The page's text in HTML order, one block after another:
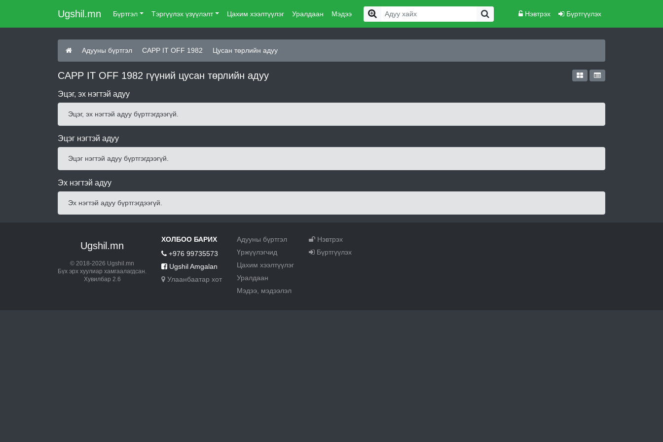
Ugshil.mn Бүртгэл Тэргүүлэх үзүүлэлт Цахим хээлтүүлэг Уралдаан Мэдээ Нэвтрэх Бүртгүүлэх
Адууны бүртгэл CAPP IT OFF 1982 Цусан төрлийн адуу
CAPP IT OFF 1982 гүүний цусан төрлийн адуу
Эцэг, эх нэгтэй адуу
Эцэг, эх нэгтэй адуу бүртгэгдээгүй.
Эцэг нэгтэй адуу
Эцэг нэгтэй адуу бүртгэгдээгүй.
Эх нэгтэй адуу
Эх нэгтэй адуу бүртгэгдээгүй.
Ugshil.mn
© 2018-2026 Ugshil.mn
Бүх эрх хуулиар хамгаалагдсан.
Хувилбар 2.6
ХОЛБОО БАРИХ
+976 99735573
Ugshil Amgalan
Улаанбаатар хот
Адууны бүртгэл
Үржүүлэгчид
Цахим хээлтүүлэг
Уралдаан
Мэдээ, мэдээлэл
Нэвтрэх
Бүртгүүлэх